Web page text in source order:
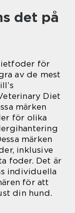
det på
för
av de mest
Diet
märken
för olika
märken
inklusive
foder. Det är
individuella
för att
din hund.